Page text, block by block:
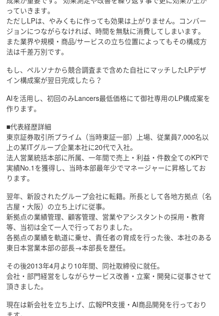
っていきます。
ただしLPは、やみくもに作っても効果は上がりません。コンバー
ジョンにつながらなければ、時間を無駄に消費してしまいます。
また業界や規模・商品/サービスの立ち位置によってもその構成方
法は千差万別です。
もし、ペルソナから競合調査まで含めた自社にマッチしたLPデザ
イン構成案が翌日完成したら？
AIを活用し、初回のみLancers最低価格にて御社専用のLP構成案を
作ります。
■代表経歴詳細
東京証券取引所プライム（当時東証一部）上場、従業員7,000名以
上の某ITグループ企業本社に20代で入社。
法人営業統括本部に所属、一年間で売上・利益・件数全てのKPIで
実績No.1を獲得し、当時本部最年少でマネージャーに昇格してお
ります。
翌年、新設されたグループ会社に転籍。所長として各地方拠点（名
古屋・大阪）の立ち上げに従事。
新拠点の業績管理、顧客管理、営業やアシスタントの採用・教育
等、当初は全て一人で行っておりました。
各拠点の業績を軌道に乗せ、責任者の育成を行った後、本社のある
東日本営業本部の部長→本部長を歴任。
その後2013年4月より10年間、同社取締役に就任。
会社・部門経営をしながらサービス改善・立案・開発に従事させて
頂きました。
現在は新会社を立ち上げ、広報PR支援・AI商品開発を行っており